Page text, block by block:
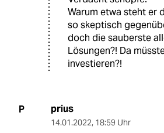
Warum etwa steht er
so skeptisch
doch die sauberste
Lösungen?! Da
investieren?!
P prius
14.01.2022, 18:59 Uhr